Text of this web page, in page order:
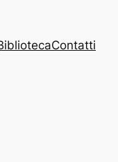
Contatti